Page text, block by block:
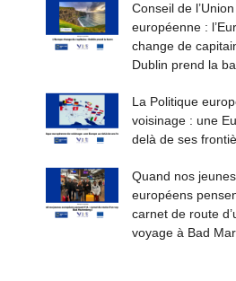
Conseil de l’Union
européenne :
change de
Dublin prend la
La Politique
voisinage : une
delà de ses
Quand nos jeunes
européens
carnet de route
voyage à Bad